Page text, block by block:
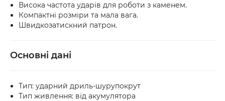
Висока частота ударів для роботи з каменем.
Компактні розміри та мала вага.
Швидкозатискний патрон.
Основні дані
Тип: ударний дриль-шурупокрут
Тип живлення: від акумулятора